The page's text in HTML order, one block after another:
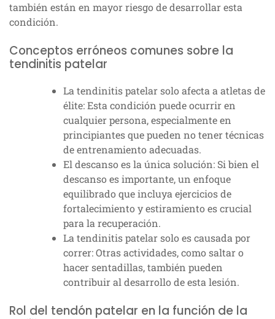
también están en mayor riesgo de desarrollar esta
condición.
Conceptos erróneos comunes sobre la
tendinitis patelar
La tendinitis patelar solo afecta a atletas de
élite: Esta condición puede ocurrir en
cualquier persona, especialmente en
principiantes que pueden no tener técnicas
de entrenamiento adecuadas.
El descanso es la única solución: Si bien el
descanso es importante, un enfoque
equilibrado que incluya ejercicios de
fortalecimiento y estiramiento es crucial
para la recuperación.
La tendinitis patelar solo es causada por
correr: Otras actividades, como saltar o
hacer sentadillas, también pueden
contribuir al desarrollo de esta lesión.
Rol del tendón patelar en la función de la